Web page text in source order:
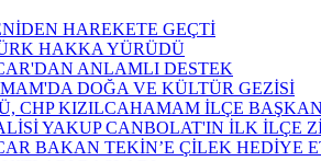
HAREKETE GEÇTİ
HAKKA YÜRÜDÜ
ANLAMLI DESTEK
DOĞA VE KÜLTÜR GEZİSİ
CHP KIZILCAHAMAM İLÇE
YAKUP CANBOLAT'IN İLK İLÇE
BAKAN TEKİN’E ÇİLEK HEDİYE